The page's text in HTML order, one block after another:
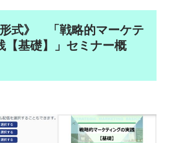
式》 「戦略的マーケテ
【基礎】」セミナー概